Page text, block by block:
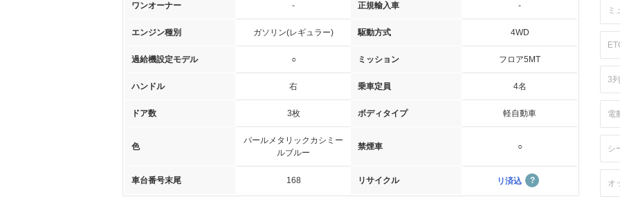
ワンオーナー - 正規輸入車 -
エンジン種別 ガソリン(レギュラー) 駆動方式 4WD
過給機設定モデル ○ ミッション フロア5MT
ハンドル 右 乗車定員 4名
ドア数 3枚 ボディタイプ 軽自動車
色
パールメタリックカシミー
ルブルー
禁煙車 ○
車台番号末尾 168 リサイクル リ済込
ミ
3
電
シ
オ